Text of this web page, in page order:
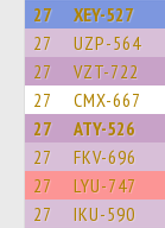
27 XEY-527
27 UZP-564
27 VZT-722
27 CMX-667
27 ATY-526
27 FKV-696
27 LYU-747
27 IKU-590